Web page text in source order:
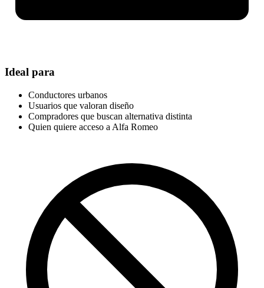
Ideal para
Conductores urbanos
Usuarios que valoran diseño
Compradores que buscan alternativa distinta
Quien quiere acceso a Alfa Romeo